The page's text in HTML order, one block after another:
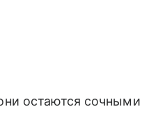
остаются